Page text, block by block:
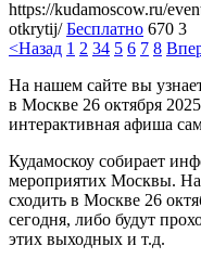
https://kudamoscow.ru/
otkrytij/ Бесплатно 670 3
<Назад 1 2 34 5 6 7 8
На нашем сайте вы
в Москве 26 октября
интерактивная афиша
Кудамоскоу собирает
мероприятих Москвы. На
сходить в Москве 26
сегодня, либо будут
этих выходных и т.д.